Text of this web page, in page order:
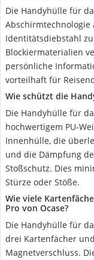
Die Handyhülle für
Abschirmtechnologie
Identitätsdiebstahl
Blockiermaterialien
persönliche
vorteilhaft für
Wie schützt die
Die Handyhülle für
hochwertigem PU-
Innenhülle, die
und die Dämpfung
Stoßschutz. Dies
Stürze oder Stöße.
Wie viele
Pro von Ocase?
Die Handyhülle für
drei Kartenfächer
Magnetverschluss.